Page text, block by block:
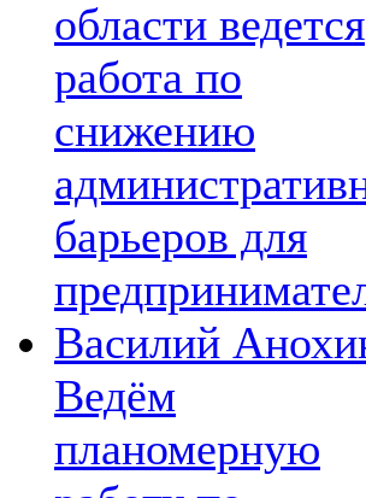
области ведется
работа по
снижению
барьеров для
Василий
Ведём
планомерную